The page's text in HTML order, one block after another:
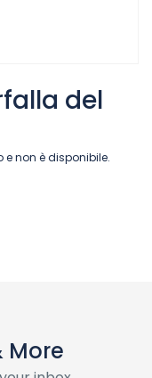
del
non è disponibile.
More